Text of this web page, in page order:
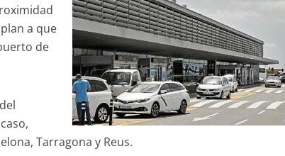
a que
de
Tarragona y Reus.